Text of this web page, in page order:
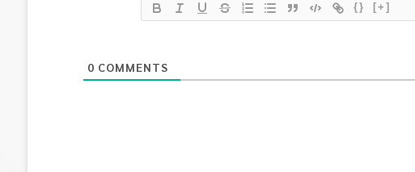
{} [+]
0 COMMENTS